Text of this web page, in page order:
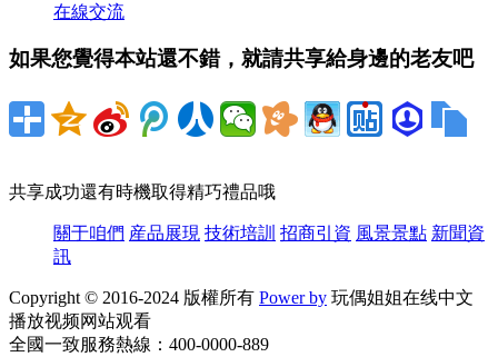
從而又變成了財經新聞。 不過，跟著氣溫轉暖，新菜上
業 - 玩偶姐姐在线中文播放视频网站观看資訊
吹一股風，廢物以每秒25米的速度，就通過地下管道飛
送體系在中新天津生態城正式投入運用，其間...
在線交流
如果您覺得本站還不錯，就請共享給身邊的老友吧
共享成功還有時機取得精巧禮品哦
關于咱們 産品展現 技術培訓 招商引資 風景景點 新聞資
訊
Copyright © 2016-2024 版權所有 Power by 玩偶姐姐在线中文
播放视频网站观看
全國一致服務熱線：400-0000-889